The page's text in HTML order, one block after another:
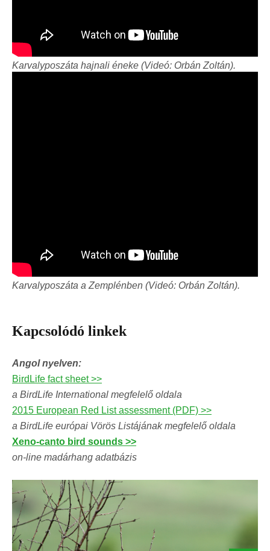
Karvalyposzáta hajnali éneke (Videó: Orbán Zoltán).
Karvalyposzáta a Zemplénben (Videó: Orbán Zoltán).
Kapcsolódó linkek
Angol nyelven:
BirdLife fact sheet >>
a BirdLife International megfelelő oldala
2015 European Red List assessment (PDF) >>
a BirdLife európai Vörös Listájának megfelelő oldala
Xeno-canto bird sounds >>
on-line madárhang adatbázis